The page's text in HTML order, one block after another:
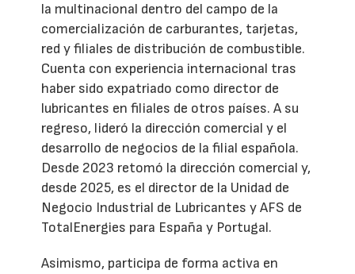
la multinacional dentro del campo de la
comercialización de carburantes, tarjetas,
red y filiales de distribución de combustible.
Cuenta con experiencia internacional tras
haber sido expatriado como director de
lubricantes en filiales de otros países. A su
regreso, lideró la dirección comercial y el
desarrollo de negocios de la filial española.
Desde 2023 retomó la dirección comercial y,
desde 2025, es el director de la Unidad de
Negocio Industrial de Lubricantes y AFS de
TotalEnergies para España y Portugal.
Asimismo, participa de forma activa en